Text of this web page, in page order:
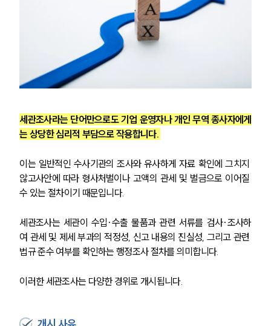
세관조사라는 단어만으로도 기업 운영자나 개인 무역 종사자에게
는 상당한 심리적 부담으로 작용합니다.
이는 일반적인 수사기관의 조사와 유사하게 자료 확인에 그치지
않고사안에 따라 형사처벌이나 고액의 관세 및 벌금으로 이어질
수 있는 절차이기 때문입니다.
세관조사는 세관이 수입·수출 물품과 관련 서류를 검사·조사하
여 관세 및 제세 부과의 적정성, 신고 내용의 진실성, 그리고 관련
법규 준수 여부를 확인하는 행정조사 절차를 의미합니다.
이러한 세관조사는 다양한 경위로 개시됩니다.